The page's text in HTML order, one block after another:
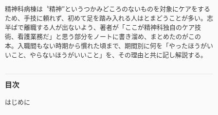
精神科病棟は〝精神″というつかみどころのないものを対象にケアをする
ため、手技に頼れず、初めて足を踏み入れる人はとまどうことが多い。志
半ばで離職する人が出ないよう、著者が「ここが精神科独自のケア技
術、看護業務だ」と思う部分をノートに書き溜め、まとめたのがこの
本。入職間もない時期から慣れた頃まで、期間別に何を「やったほうがい
いこと、やらないほうがいいこと」を、その理由と共に記し解説する。
目次
はじめに